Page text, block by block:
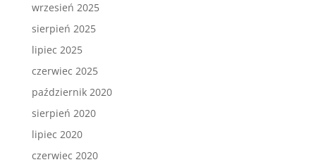
wrzesień 2025
sierpień 2025
lipiec 2025
czerwiec 2025
październik 2020
sierpień 2020
lipiec 2020
czerwiec 2020